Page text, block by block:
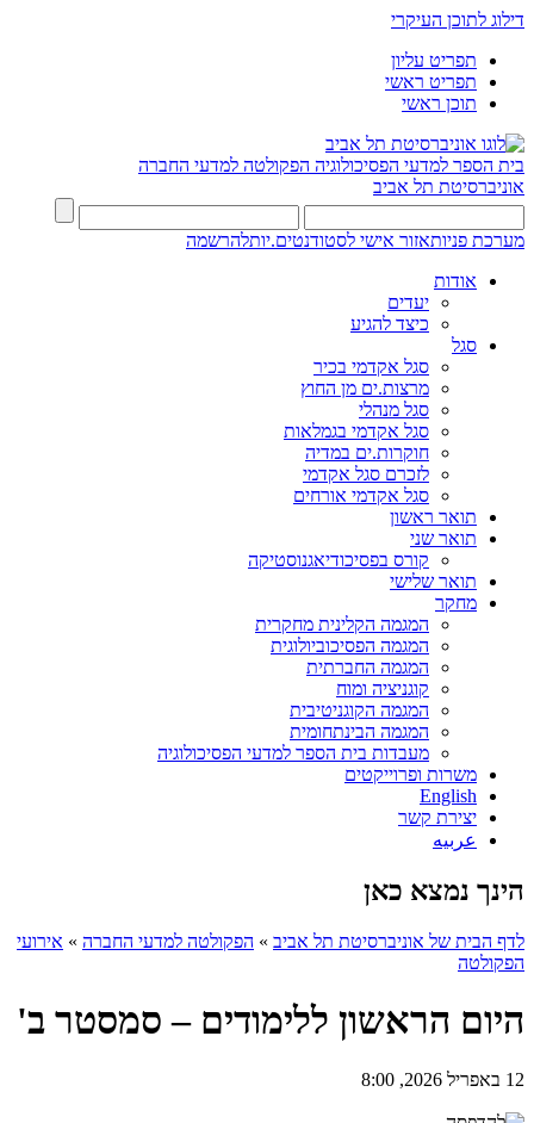
דילוג לתוכן העיקרי
תפריט עליון
תפריט ראשי
תוכן ראשי
בית הספר למדעי הפסיכולוגיה הפקולטה למדעי החברה
אוניברסיטת תל אביב
מערכת פניותאזור אישי לסטודנטים.יותלהרשמה
אודות
יעדים
כיצד להגיע
סגל
סגל אקדמי בכיר
מרצות.ים מן החוץ
סגל מנהלי
סגל אקדמי בגמלאות
חוקרות.ים במדיה
לזכרם סגל אקדמי
סגל אקדמי אורחים
תואר ראשון
תואר שני
קורס בפסיכודיאגנוסטיקה
תואר שלישי
מחקר
המגמה הקלינית מחקרית
המגמה הפסיכוביולוגית
המגמה החברתית
קוגניציה ומוח
המגמה הקוגניטיבית
המגמה הבינתחומית
מעבדות בית הספר למדעי הפסיכולוגיה
משרות ופרוייקטים
English
יצירת קשר
عربيه
הינך נמצא כאן
לדף הבית של אוניברסיטת תל אביב » הפקולטה למדעי החברה » אירועי
הפקולטה
היום הראשון ללימודים – סמסטר ב'
12 באפריל 2026, 8:00